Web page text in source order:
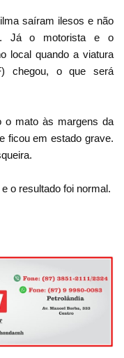
saíram ilesos e não
Já o motorista e o
local quando a viatura
chegou, o que será
o mato às margens da
ficou em estado grave.
o resultado foi normal.